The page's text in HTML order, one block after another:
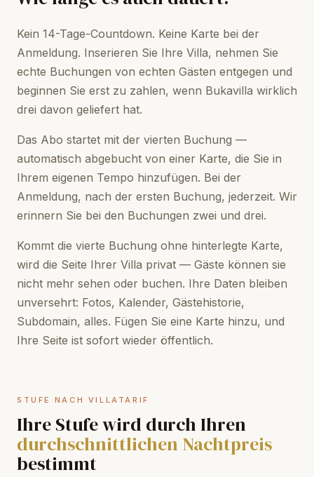
Kein 14-Tage-Countdown. Keine Karte bei der
Anmeldung. Inserieren Sie Ihre Villa, nehmen Sie
echte Buchungen von echten Gästen entgegen und
beginnen Sie erst zu zahlen, wenn Bukavilla wirklich
drei davon geliefert hat.
Das Abo startet mit der vierten Buchung —
automatisch abgebucht von einer Karte, die Sie in
Ihrem eigenen Tempo hinzufügen. Bei der
Anmeldung, nach der ersten Buchung, jederzeit. Wir
erinnern Sie bei den Buchungen zwei und drei.
Kommt die vierte Buchung ohne hinterlegte Karte,
wird die Seite Ihrer Villa privat — Gäste können sie
nicht mehr sehen oder buchen. Ihre Daten bleiben
unversehrt: Fotos, Kalender, Gästehistorie,
Subdomain, alles. Fügen Sie eine Karte hinzu, und
Ihre Seite ist sofort wieder öffentlich.
STUFE NACH VILLATARIF
Ihre Stufe wird durch Ihren
durchschnittlichen Nachtpreis
bestimmt